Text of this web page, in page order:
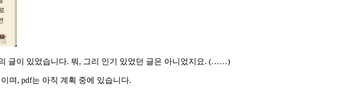
글이 있었습니다. 뭐, 그리 인기 있었던 글은 아니었지요. (……)
며, pdf는 아직 계획 중에 있습니다.